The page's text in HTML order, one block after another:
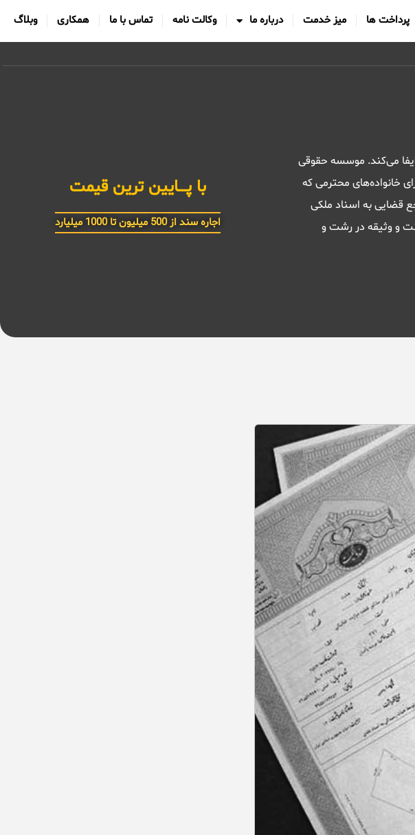
پرداخت ها میز خدمت درباره ما وکالت نامه تماس با ما همکاری وبلاگ
می‌کند. موسسه حقوقی
خانواده‌های محترمی که
قضایی به اسناد ملکی
و وثیقه در رشت و
سند استعلامی و معتبر 6 دانـــگ
اجاره سند از 500 میلیون تا 1000 میلیارد